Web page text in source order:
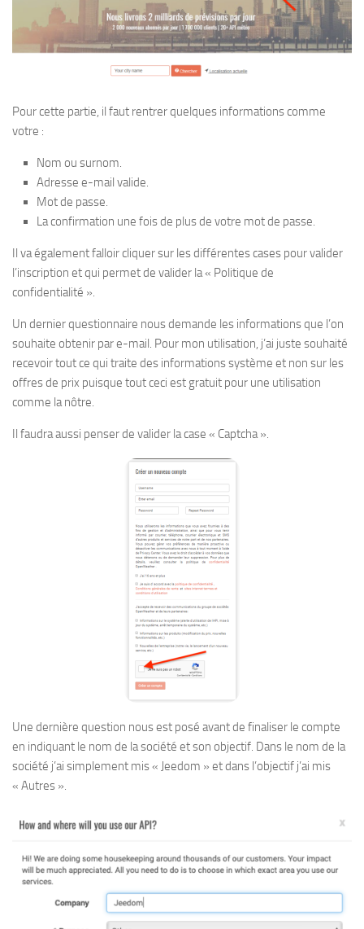
Pour cette partie, il faut rentrer quelques informations comme
votre :
Nom ou surnom.
Adresse e-mail valide.
Mot de passe.
La confirmation une fois de plus de votre mot de passe.
Il va également falloir cliquer sur les différentes cases pour valider
l’inscription et qui permet de valider la « Politique de
confidentialité ».
Un dernier questionnaire nous demande les informations que l’on
souhaite obtenir par e-mail. Pour mon utilisation, j’ai juste souhaité
recevoir tout ce qui traite des informations système et non sur les
offres de prix puisque tout ceci est gratuit pour une utilisation
comme la nôtre.
Il faudra aussi penser de valider la case « Captcha ».
Une dernière question nous est posé avant de finaliser le compte
en indiquant le nom de la société et son objectif. Dans le nom de la
société j’ai simplement mis « Jeedom » et dans l’objectif j’ai mis
« Autres ».